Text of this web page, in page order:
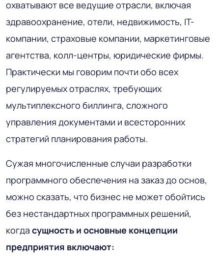
охватывают все ведущие отрасли, включая
здравоохранение, отели, недвижимость, IT-
компании, страховые компании, маркетинговые
агентства, колл-центры, юридические фирмы.
Практически мы говорим почти обо всех
регулируемых отраслях, требующих
мультиплексного биллинга, сложного
управления документами и всесторонних
стратегий планирования работы.
Сужая многочисленные случаи разработки
программного обеспечения на заказ до основ,
можно сказать, что бизнес не может обойтись
без нестандартных программных решений,
когда сущность и основные концепции
предприятия включают: